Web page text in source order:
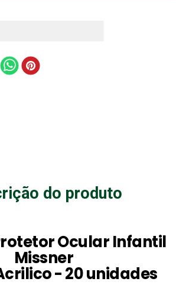
do produto
Ocular Infantil
Missner
- 20 unidades